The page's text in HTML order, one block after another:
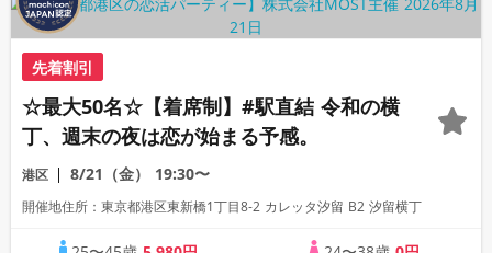
先着割引
☆最大50名☆【着席制】#駅直結 令和の横
丁、週末の夜は恋が始まる予感。
港区 8/21（金） 19:30〜
開催地住所：東京都港区東新橋1丁目8-2 カレッタ汐留 B2 汐留横丁